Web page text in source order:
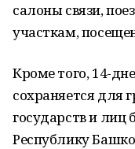
салоны связи,
участкам,
Кроме того, 14-
сохраняется для
государств и лиц
Республику